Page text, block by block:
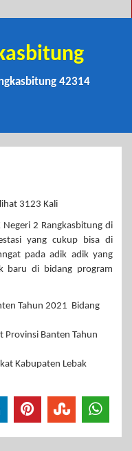
42314
3123 Kali
Negeri 2 Rangkasbitung di
yang cukup bisa di
pada adik adik yang
baru di bidang program
Tahun 2021 Bidang
Provinsi Banten Tahun
Kabupaten Lebak